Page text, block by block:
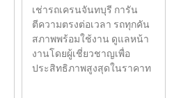
เช่ารถเครนจันทบุรี การัน
ตีความตรงต่อเวลา รถทุกคัน
สภาพพร้อมใช้งาน ดูแลหน้า
งานโดยผู้เชี่ยวชาญเพื่อ
ประสิทธิภาพสูงสุดในราคาท